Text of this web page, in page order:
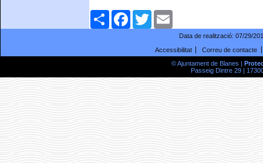
ComparteixFacebookTwitter
Data de realització: 07/29/
Accessibilitat
Correu de contacte
© Ajuntament de Blanes |
Passeig Dintre 29 |